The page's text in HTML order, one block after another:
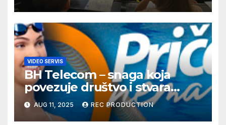
VIDEO SERVIS
BH Telecom – snaga koja
povezuje društvo i stvara
dobre priče
AUG 11, 2025 REC PRODUCTION